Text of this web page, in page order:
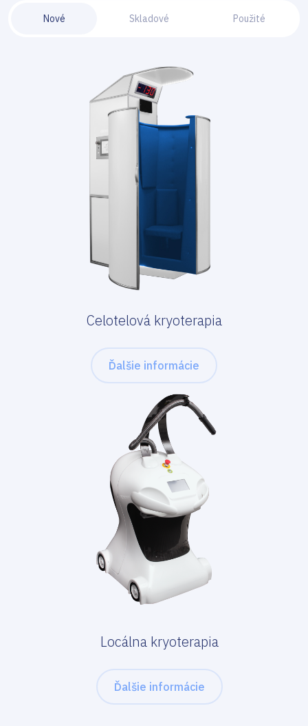
Nové Skladové Použité
Celotelová kryoterapia
Ďalšie informácie
Locálna kryoterapia
Ďalšie informácie